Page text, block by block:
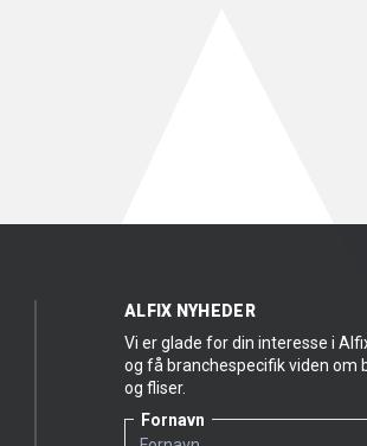
ALFIX NYHEDER
Vi er glade for din interesse i
og få branchespecifik viden om
og fliser.
Fornavn